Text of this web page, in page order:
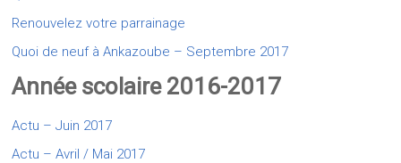
Renouvelez votre parrainage
Quoi de neuf à Ankazoube – Septembre 2017
Année scolaire 2016-2017
Actu – Juin 2017
Actu – Avril / Mai 2017